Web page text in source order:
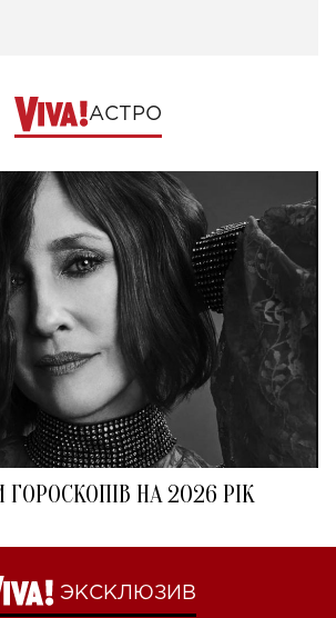
АСТРО
ГОРОСКОПІВ НА 2026 РІК
ЭКСКЛЮЗИВ